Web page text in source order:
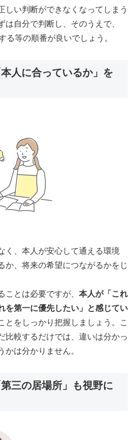
しい判断ができなくなってしまう
は自分で判断し、そのうえで、
る等の順番が良いでしょう。
人に合っているか」を
く、本人が安心して通える環境
か、将来の希望につながるかをじ
ことは必要ですが、 本人が「これ
を第一に優先したい」と感じてい
とをしっかり把握しましょう。こ
比較するだけでは、違いは分かっ
かは分かりません。
三の居場所」も視野に